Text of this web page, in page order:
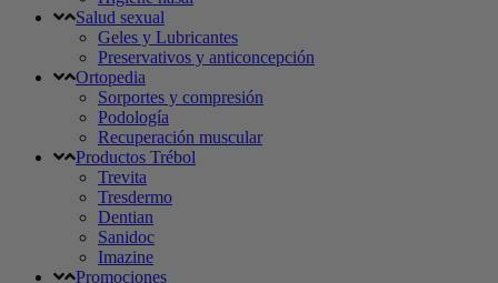
Salud sexual
Geles y Lubricantes
Preservativos y anticoncepción
Ortopedia
Sorportes y compresión
Podología
Recuperación muscular
Productos Trébol
Trevita
Tresdermo
Dentian
Sanidoc
Imazine
Promociones